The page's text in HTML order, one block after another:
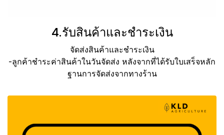
4.รับสินค้าและชำระเงิน
จัดส่งสินค้าและชำระเงิน
-ลูกค้าชำระค่าสินค้าในวันจัดส่ง หลังจากที่ได้รับใบเสร็จหลัก
ฐานการจัดส่งจากทางร้าน